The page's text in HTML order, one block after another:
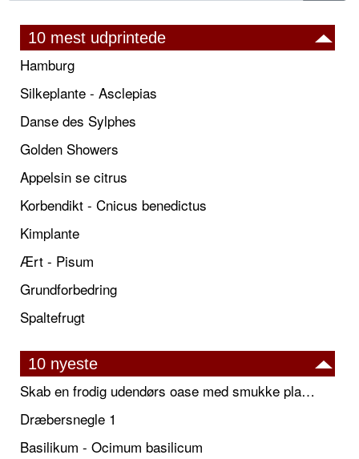
10 mest udprintede
Hamburg
Silkeplante - Asclepias
Danse des Sylphes
Golden Showers
Appelsin se citrus
Korbendikt - Cnicus benedictus
Kimplante
Ært - Pisum
Grundforbedring
Spaltefrugt
10 nyeste
Skab en frodig udendørs oase med smukke plantekrukker og elegante espalier
Dræbersnegle 1
Basilikum - Ocimum basilicum